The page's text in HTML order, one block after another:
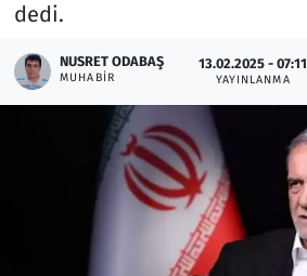
dedi.
NUSRET ODABAŞ
MUHABIR
13.02.2025 - 07:11
YAYINLANMA
Ramazan
Resmi İlanlar
Rüya Tabirleri